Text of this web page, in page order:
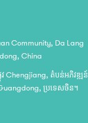
Community, Da Lang
China
វ Chengjiang, តំបន់អភិវឌ្ឍន៍
Guangdong, ប្រទេសចិន។